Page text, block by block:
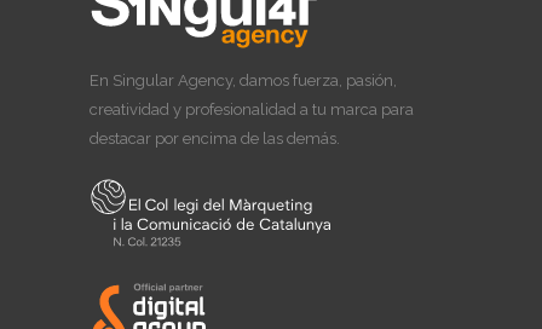
En Singular Agency, damos fuerza, pasión,
creatividad y profesionalidad a tu marca para
destacar por encima de las demás.